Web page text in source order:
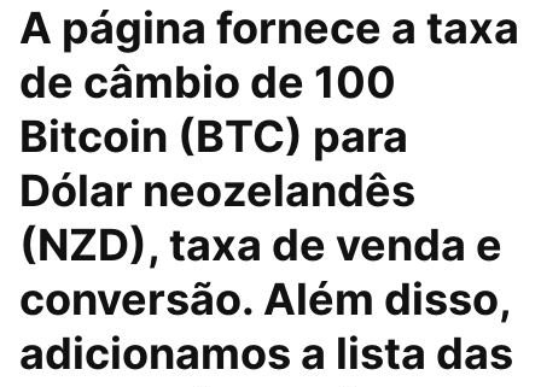
A página fornece a taxa
de câmbio de 100
Bitcoin (BTC) para
Dólar neozelandês
(NZD), taxa de venda e
conversão. Além disso,
adicionamos a lista das